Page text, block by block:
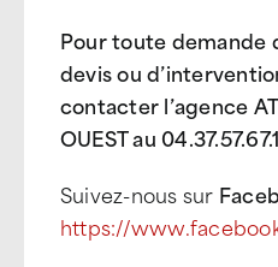
Pour toute demande
devis ou
contacter l’agence
OUEST au
Suivez-nous sur
https://